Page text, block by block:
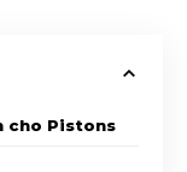
cho Pistons